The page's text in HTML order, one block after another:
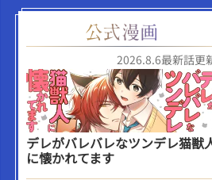
2026.8.6最新話更
デレがバレバレなツンデレ猫獣
に懐かれてます